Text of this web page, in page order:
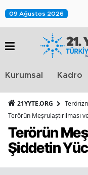
09 Ağustos 2026
Kurumsal Kadro
21YYTE.ORG
Terörün Meşrulaştırılması
Terörün
Şiddetin